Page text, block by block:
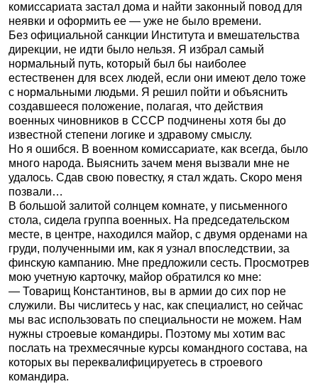
комиссариата застал дома и найти законный повод для
неявки и оформить ее — уже не было времени.
Без официальной санкции Института и вмешательства
дирекции, не идти было нельзя. Я избрал самый
нормальный путь, который был бы наиболее
естественен для всех людей, если они имеют дело тоже
с нормальными людьми. Я решил пойти и объяснить
создавшееся положение, полагая, что действия
военных чиновников в СССР подчинены хотя бы до
известной степени логике и здравому смыслу.
Но я ошибся. В военном комиссариате, как всегда, было
много народа. Выяснить зачем меня вызвали мне не
удалось. Сдав свою повестку, я стал ждать. Скоро меня
позвали…
В большой залитой солнцем комнате, у письменного
стола, сидела группа военных. На председательском
месте, в центре, находился майор, с двумя орденами на
груди, полученными им, как я узнал впоследствии, за
финскую кампанию. Мне предложили сесть. Просмотрев
мою учетную карточку, майор обратился ко мне:
— Товарищ Константинов, вы в армии до сих пор не
служили. Вы числитесь у нас, как специалист, но сейчас
мы вас использовать по специальности не можем. Нам
нужны строевые командиры. Поэтому мы хотим вас
послать на трехмесячные курсы командного состава, на
которых вы переквалифицируетесь в строевого
командира.